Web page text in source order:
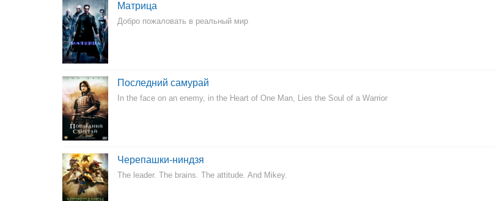
Матрица
Добро пожаловать в реальный мир
Последний самурай
In the face on an enemy, in the Heart of One Man, Lies the Soul of a Warrior
Черепашки-ниндзя
The leader. The brains. The attitude. And Mikey.